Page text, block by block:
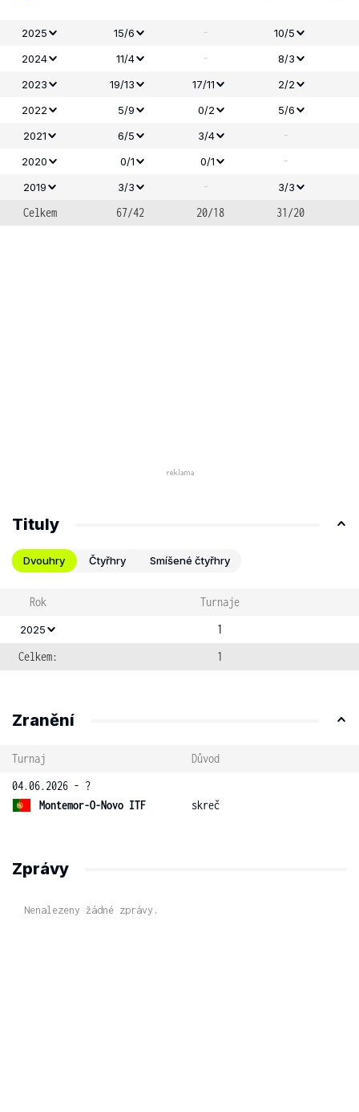
2025 15/6 -
10/5
2024
11/4 -
8/3
2023
19/13 17/11
2/2
2022
5/9 0/2
5/6
2021
6/5 3/4 -
2020 0/1 0/1 -
2019 3/3 - 3/3
Celkem 67/42 20/18 31/20
Tituly
Dvouhry Čtyřhry Smíšené čtyřhry
Rok Turnaje
2025
1
Celkem:
1
Zranění
Turnaj
Důvod
04.06.2026 - ?
Montemor-O-Novo ITF
skreč
Zprávy
Nenalezeny žádné zprávy.